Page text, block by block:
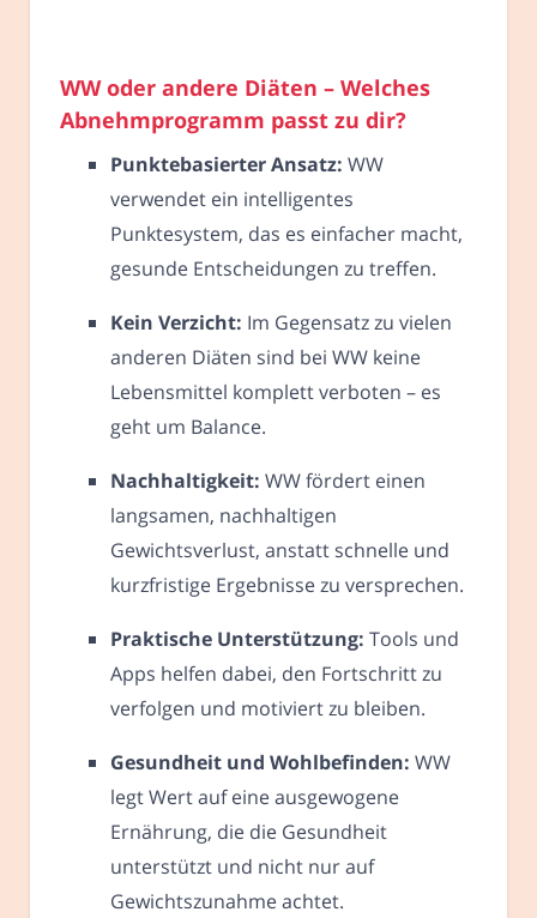
WW oder andere Diäten – Welches
Abnehmprogramm passt zu dir?
Punktebasierter Ansatz: WW
verwendet ein intelligentes
Punktesystem, das es einfacher macht,
gesunde Entscheidungen zu treffen.
Kein Verzicht: Im Gegensatz zu vielen
anderen Diäten sind bei WW keine
Lebensmittel komplett verboten – es
geht um Balance.
Nachhaltigkeit: WW fördert einen
langsamen, nachhaltigen
Gewichtsverlust, anstatt schnelle und
kurzfristige Ergebnisse zu versprechen.
Praktische Unterstützung: Tools und
Apps helfen dabei, den Fortschritt zu
verfolgen und motiviert zu bleiben.
Gesundheit und Wohlbefinden: WW
legt Wert auf eine ausgewogene
Ernährung, die die Gesundheit
unterstützt und nicht nur auf
Gewichtszunahme achtet.